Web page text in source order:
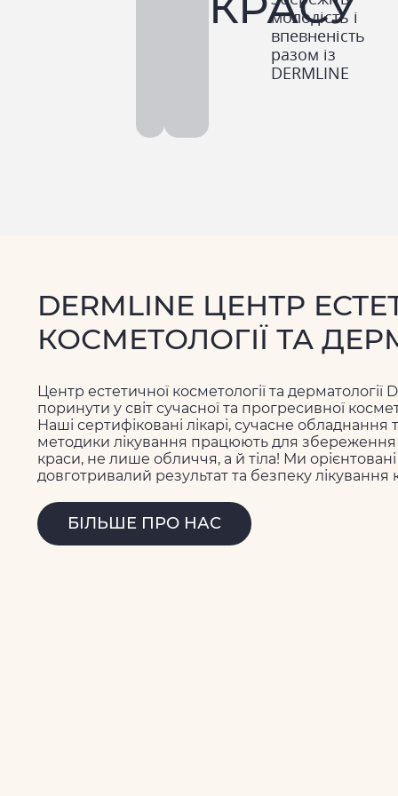
молодість і
впевненість
разом із
DERMLINE
DERMLINE ЦЕНТР
КОСМЕТОЛОГІЇ ТА
Центр естетичної косметології та
поринути у світ сучасної та прогресивної
Наші сертифіковані лікарі, сучасне обладнання
методики лікування працюють для збереження
краси, не лише обличчя, а й тіла! Ми
довготривалий результат та безпеку лікування
БІЛЬШЕ ПРО НАС